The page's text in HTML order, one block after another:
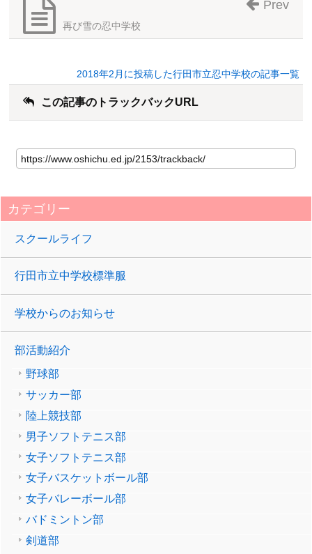
再び雪の忍中学校
Prev
2018年2月に投稿した行田市立忍中学校の記事一覧
この記事のトラックバックURL
カテゴリー
スクールライフ
行田市立中学校標準服
学校からのお知らせ
部活動紹介
野球部
サッカー部
陸上競技部
男子ソフトテニス部
女子ソフトテニス部
女子バスケットボール部
女子バレーボール部
バドミントン部
剣道部